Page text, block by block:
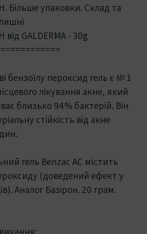
упаковки. Склад та
GALDERMA - 30g
бензоїлу пероксид гель є № 1
лікування акне, який
близько 94% бактерій. Він
стійкість від акне
гель Benzac AC містить
(доведений ефект у
Аналог Базірон. 20 грам.